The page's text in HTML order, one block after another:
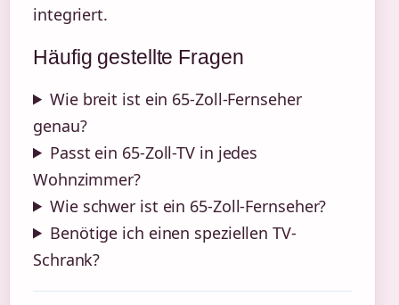
integriert.
Häufig gestellte Fragen
Wie breit ist ein 65-Zoll-Fernseher
genau?
Passt ein 65-Zoll-TV in jedes
Wohnzimmer?
Wie schwer ist ein 65-Zoll-Fernseher?
Benötige ich einen speziellen TV-
Schrank?